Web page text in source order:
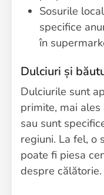
Sosurile
specifice
în
Dulciuri și
Dulciurile sunt
primite, mai
sau sunt
regiuni. La fel, o
poate fi piesa
despre călătorie.